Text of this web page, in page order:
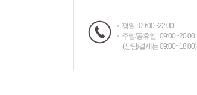
평일 : 09:00~22:00
주말/공휴일 : 09:00~20:00
(상담/결제는 09:00~18:00)